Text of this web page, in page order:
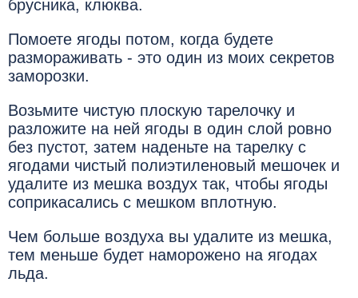
брусника, клюква.
Помоете ягоды потом, когда будете
размораживать - это один из моих секретов
заморозки.
Возьмите чистую плоскую тарелочку и
разложите на ней ягоды в один слой ровно
без пустот, затем наденьте на тарелку с
ягодами чистый полиэтиленовый мешочек и
удалите из мешка воздух так, чтобы ягоды
соприкасались с мешком вплотную.
Чем больше воздуха вы удалите из мешка,
тем меньше будет наморожено на ягодах
льда.